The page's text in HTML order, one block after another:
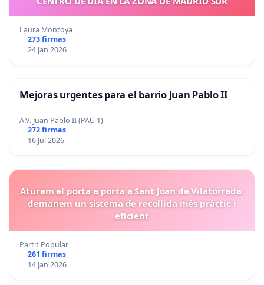
Laura Montoya
273 firmas
24 Jan 2026
Mejoras urgentes para el barrio Juan Pablo II
A.V. Juan Pablo II (PAU 1)
272 firmas
16 Jul 2026
Aturem el porta a porta a Sant Joan de Vilatorrada:
demanem un sistema de recollida més pràctic i
eficient
Partit Popular
261 firmas
14 Jan 2026